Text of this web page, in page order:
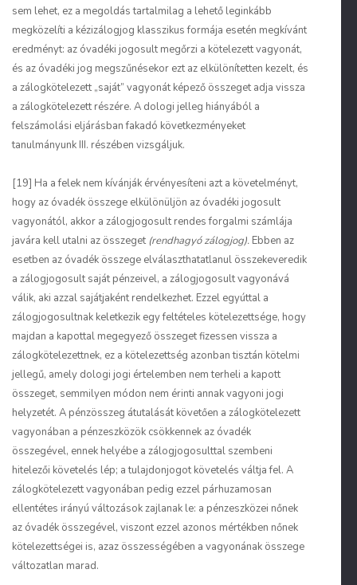
sem lehet, ez a megoldás tartalmilag a lehető leginkább
megközelíti a kézizálogjog klasszikus formája esetén megkívánt
eredményt: az óvadéki jogosult megőrzi a kötelezett vagyonát,
és az óvadéki jog megszűnésekor ezt az elkülönítetten kezelt, és
a zálogkötelezett „saját” vagyonát képező összeget adja vissza
a zálogkötelezett részére. A dologi jelleg hiányából a
felszámolási eljárásban fakadó következményeket
tanulmányunk III. részében vizsgáljuk.
[19] Ha a felek nem kívánják érvényesíteni azt a követelményt,
hogy az óvadék összege elkülönüljön az óvadéki jogosult
vagyonától, akkor a zálogjogosult rendes forgalmi számlája
javára kell utalni az összeget (rendhagyó zálogjog). Ebben az
esetben az óvadék összege elválaszthatatlanul összekeveredik
a zálogjogosult saját pénzeivel, a zálogjogosult vagyonává
válik, aki azzal sajátjaként rendelkezhet. Ezzel egyúttal a
zálogjogosultnak keletkezik egy feltételes kötelezettsége, hogy
majdan a kapottal megegyező összeget fizessen vissza a
zálogkötelezettnek, ez a kötelezettség azonban tisztán kötelmi
jellegű, amely dologi jogi értelemben nem terheli a kapott
összeget, semmilyen módon nem érinti annak vagyoni jogi
helyzetét. A pénzösszeg átutalását követően a zálogkötelezett
vagyonában a pénzeszközök csökkennek az óvadék
összegével, ennek helyébe a zálogjogosulttal szembeni
hitelezői követelés lép; a tulajdonjogot követelés váltja fel. A
zálogkötelezett vagyonában pedig ezzel párhuzamosan
ellentétes irányú változások zajlanak le: a pénzeszközei nőnek
az óvadék összegével, viszont ezzel azonos mértékben nőnek
kötelezettségei is, azaz összességében a vagyonának összege
változatlan marad.